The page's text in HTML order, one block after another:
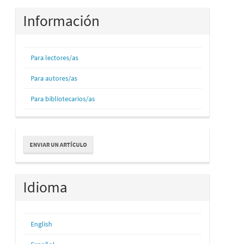
Información
Para lectores/as
Para autores/as
Para bibliotecarios/as
Enviar
un
artículo
ENVIAR UN ARTÍCULO
Idioma
English